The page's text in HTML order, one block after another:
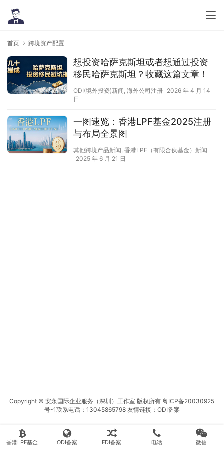
首页 跨境资产配置
想投资哈萨克斯坦或者想通过投资
移民哈萨克斯坦？收藏这篇文章！
ODI(境外投资)新闻, 海外公司注册 2026 年 4 月 14
日
一图速览：香港LPF基金2025注册
与布局全景图
其他跨境产品新闻, 香港LPF（有限合伙基金）新闻
2025 年 6 月 21 日
Copyright © 安永国际企业服务（深圳）工作室 版权所有 粤ICP备20030925
号-1联系电话：13045865798 友情链接： ODI备案
香港LPF基金 ODI备案 FDI备案 电话 微信